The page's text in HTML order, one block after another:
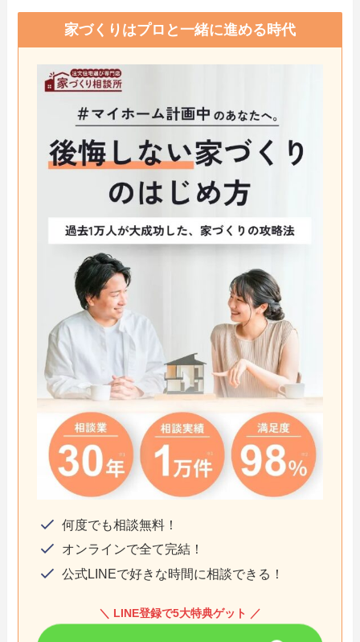
家づくりはプロと一緒に進める時代
何度でも相談無料！
オンラインで全て完結！
公式LINEで好きな時間に相談できる！
＼ LINE登録で5大特典ゲット ／